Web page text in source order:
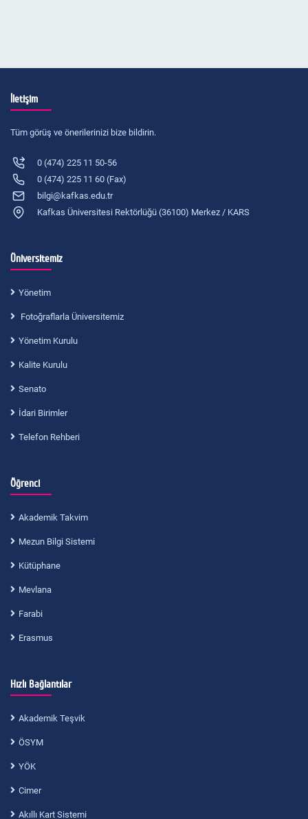
İletişim
Tüm görüş ve önerilerinizi bize bildirin.
0 (474) 225 11 50-56
0 (474) 225 11 60 (Fax)
bilgi@kafkas.edu.tr
Kafkas Üniversitesi Rektörlüğü (36100) Merkez / KARS
Üniversitemiz
Yönetim
Fotoğraflarla Üniversitemiz
Yönetim Kurulu
Kalite Kurulu
Senato
İdari Birimler
Telefon Rehberi
Öğrenci
Akademik Takvim
Mezun Bilgi Sistemi
Kütüphane
Mevlana
Farabi
Erasmus
Hızlı Bağlantılar
Akademik Teşvik
ÖSYM
YÖK
Cimer
Akıllı Kart Sistemi